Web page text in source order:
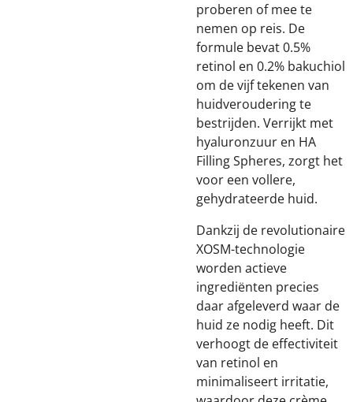
proberen of mee te
nemen op reis. De
formule bevat 0.5%
retinol en 0.2% bakuchiol
om de vijf tekenen van
huidveroudering te
bestrijden. Verrijkt met
hyaluronzuur en HA
Filling Spheres, zorgt het
voor een vollere,
gehydrateerde huid.
Dankzij de revolutionaire
XOSM-technologie
worden actieve
ingrediënten precies
daar afgeleverd waar de
huid ze nodig heeft. Dit
verhoogt de effectiviteit
van retinol en
minimaliseert irritatie,